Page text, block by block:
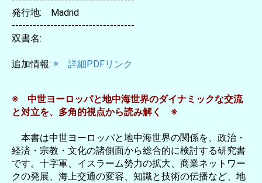
発行地: Madrid
-----------------------------------
双書名:
追加情報: ※ 詳細PDFリンク
※ 中世ヨーロッパと地中海世界のダイナミックな交流
と対立を、多角的視点から読み解く ※
本書は中世ヨーロッパと地中海世界の関係を、政治・
経済・宗教・文化の諸側面から総合的に検討する研究書
です。十字軍、イスラーム勢力の拡大、商業ネットワー
クの発展、海上交通の変容、知識と技術の伝播など、地